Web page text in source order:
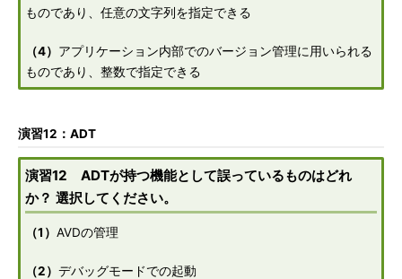
ものであり、任意の文字列を指定できる
（4） アプリケーション内部でのバージョン管理に用いられる
ものであり、整数で指定できる
演習12：ADT
演習12 ADTが持つ機能として誤っているものはどれ
か？ 選択してください。
（1） AVDの管理
（2） デバッグモードでの起動